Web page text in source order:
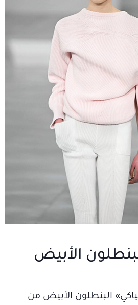
الأبيض
البنطلون الأبيض من